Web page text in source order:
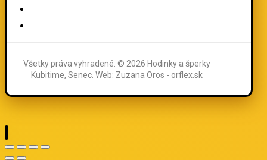
Všetky práva vyhradené. © 2026 Hodinky a šperky
Kubitime, Senec. Web: Zuzana Oros - orflex.sk